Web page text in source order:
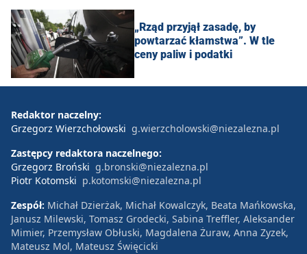
„Rząd przyjął zasadę, by
powtarzać kłamstwa”. W tle
ceny paliw i podatki
Redaktor naczelny:
Grzegorz Wierzchołowski g.wierzcholowski@niezalezna.pl
Zastępcy redaktora naczelnego:
Grzegorz Broński g.bronski@niezalezna.pl
Piotr Kotomski p.kotomski@niezalezna.pl
Zespół: Michał Dzierżak, Michał Kowalczyk, Beata Mańkowska,
Janusz Milewski, Tomasz Grodecki, Sabina Treffler, Aleksander
Mimier, Przemysław Obłuski, Magdalena Żuraw, Anna Zyzek,
Mateusz Mol, Mateusz Święcicki